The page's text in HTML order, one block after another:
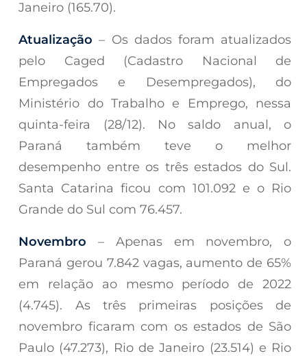
Janeiro (165.70).
Atualização – Os dados foram atualizados
pelo Caged (Cadastro Nacional de
Empregados e Desempregados), do
Ministério do Trabalho e Emprego, nessa
quinta-feira (28/12). No saldo anual, o
Paraná também teve o melhor
desempenho entre os três estados do Sul.
Santa Catarina ficou com 101.092 e o Rio
Grande do Sul com 76.457.
Novembro – Apenas em novembro, o
Paraná gerou 7.842 vagas, aumento de 65%
em relação ao mesmo período de 2022
(4.745). As três primeiras posições de
novembro ficaram com os estados de São
Paulo (47.273), Rio de Janeiro (23.514) e Rio